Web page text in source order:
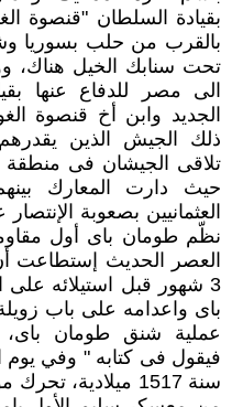
بقيادة السلطان "قنصوة
بالقرب من حلب بسوريا
تحت سنابك الخيل هناك،
الى مصر للدفاع عنها
الجديد وابن أخ قنصوة
ذلك الجيش الذين
تلاقى الجيشان فى منطقة
حيث دارت المعارك
العثمانيين بصعوبة
نظّم طومان باى أول
العصر الحديث إستطاعت
3 شهور قبل استيلائه
باى واعدامه على باب
عملية شنق طومان
فيقول فى كتابه " وفي يوم
سنة 1517 ميلادية،